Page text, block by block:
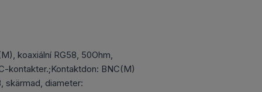
koaxiální RG58, 50Ohm,
kontakter.;Kontaktdon: BNC(M)
skärmad, diameter: